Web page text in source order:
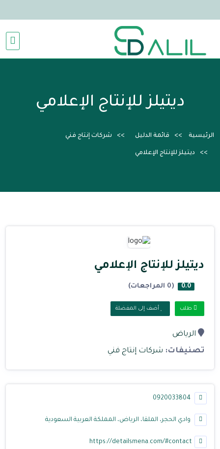
ديتيلز للإنتاج الإعلامي
الرئيسية قائمة الدليل شركات إنتاج فني
ديتيلز للإنتاج الإعلامي
ديتيلز للإنتاج الإعلامي
0.0 (0 المراجعات)
طلب أضف إلى المفضلة
الرياض
تصنيفات: شركات إنتاج فني
وادي الحجر، الملقا، الرياض، المملكة العربية السعودية
https://detailsmena.com/#contact